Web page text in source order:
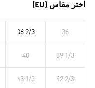
اختر مقاس (EU)
36
36 2/3
39 1/3
40
42 2/3
43 1/3